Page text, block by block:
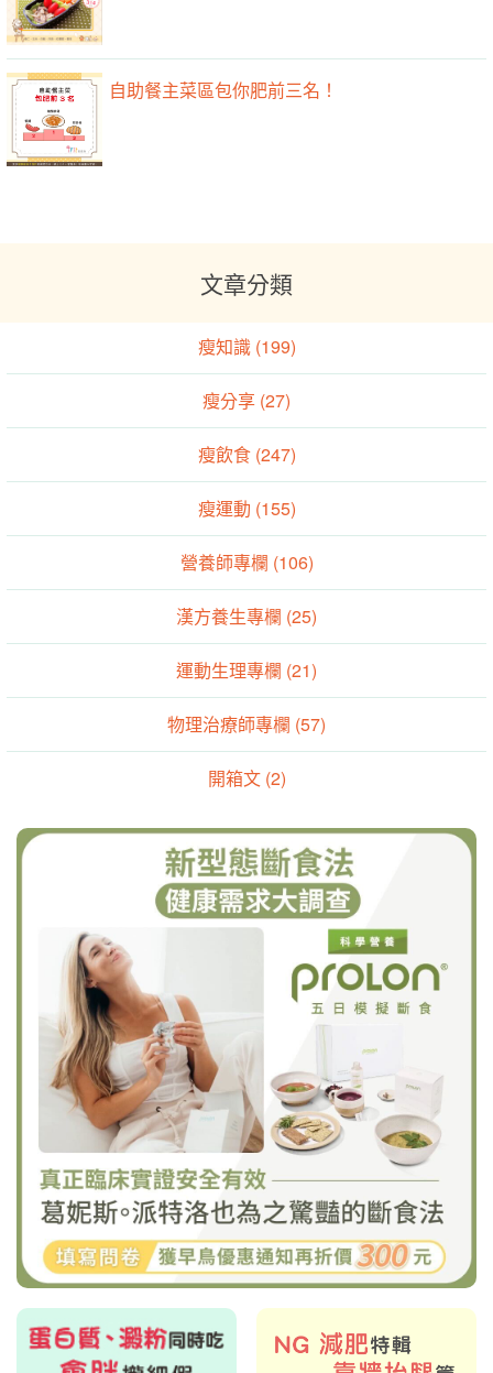
自助餐主菜區包你肥前三名！
文章分類
瘦知識 (199)
瘦分享 (27)
瘦飲食 (247)
瘦運動 (155)
營養師專欄 (106)
漢方養生專欄 (25)
運動生理專欄 (21)
物理治療師專欄 (57)
開箱文 (2)